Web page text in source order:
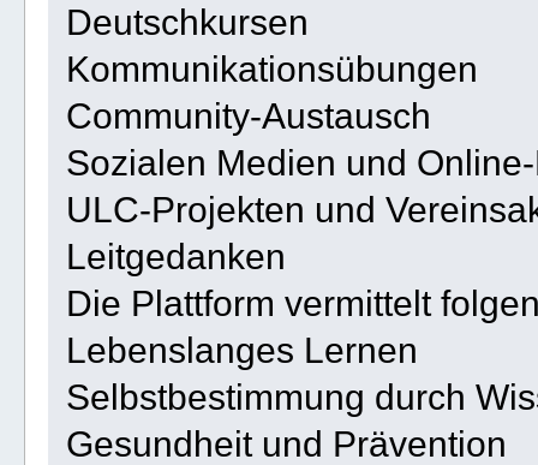
Deutschkursen
Kommunikationsübungen
Community-Austausch
Sozialen Medien und
ULC-Projekten und
Leitgedanken
Die Plattform vermittelt
Lebenslanges Lernen
Selbstbestimmung durch
Gesundheit und Prävention